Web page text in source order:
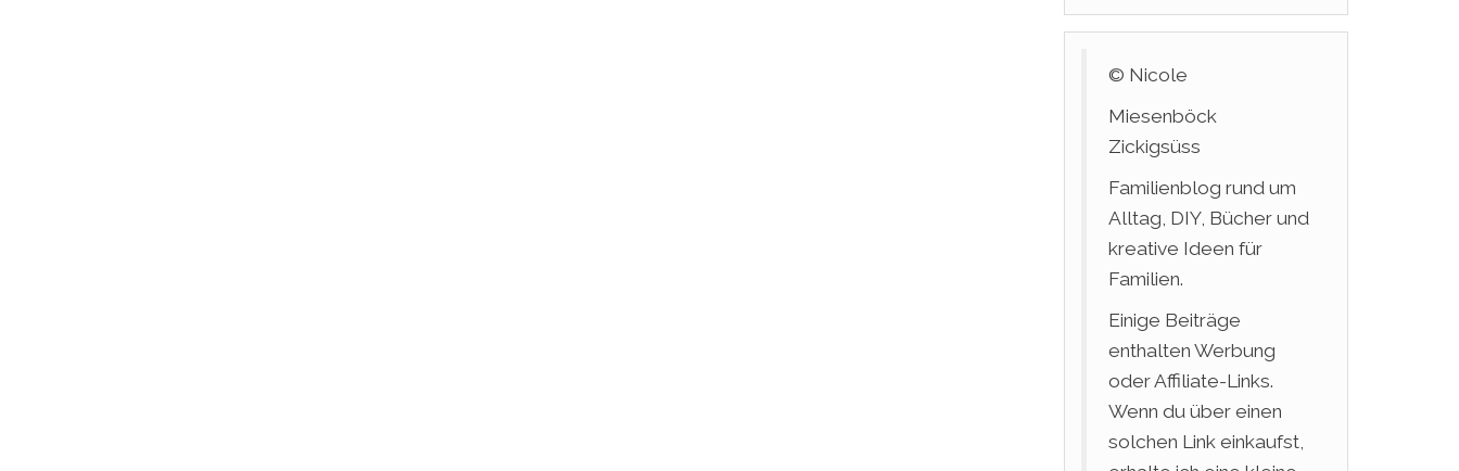
© Nicole
Miesenböck
Zickigsüss
Familienblog rund um
Alltag, DIY, Bücher und
kreative Ideen für
Familien.
Einige Beiträge
enthalten Werbung
oder Affiliate-Links.
Wenn du über einen
solchen Link einkaufst,